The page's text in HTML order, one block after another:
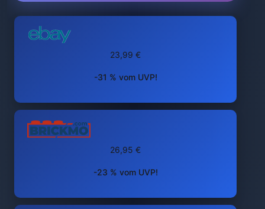
23,99 €
-31 % vom UVP!
26,95 €
-23 % vom UVP!